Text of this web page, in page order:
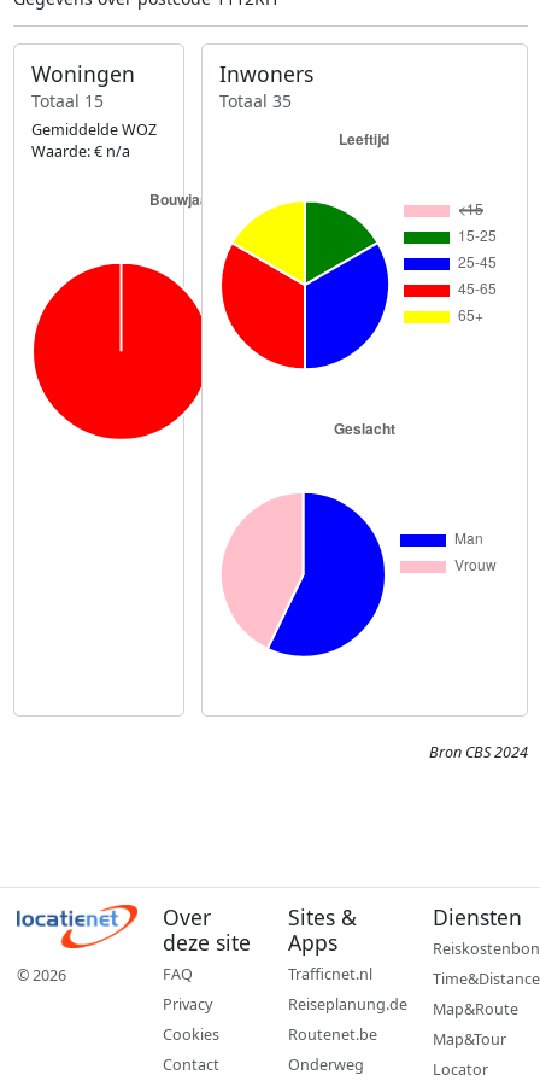
Woningen
Totaal 15
Gemiddelde WOZ
Waarde: € n/a
Inwoners
Totaal 35
Bron CBS 2024
© 2026
Over
deze site
FAQ
Privacy
Cookies
Contact
Sites &
Apps
Trafficnet.nl
Reiseplanung.de
Routenet.be
Onderweg
Diensten
Reiskostenbon
Time&Distance
Map&Route
Map&Tour
Locator